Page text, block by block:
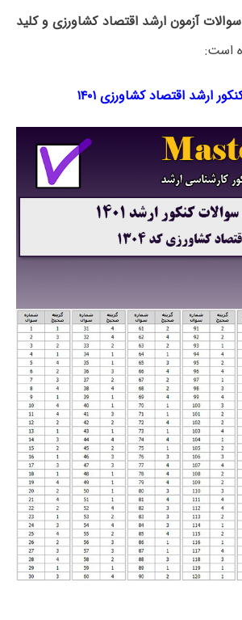
آزمون ارشد اقتصاد کشاورزی و کلید
است:
ارشد اقتصاد کشاورزی ۱۴۰۱